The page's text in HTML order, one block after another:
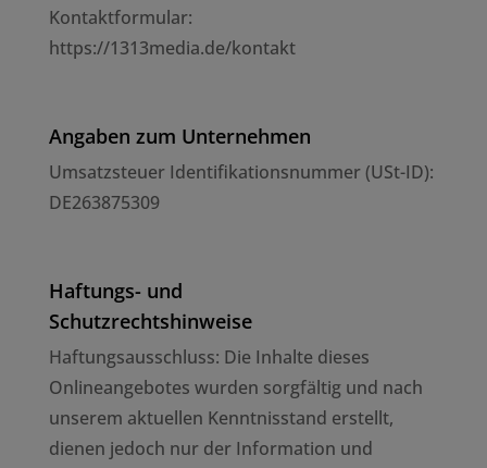
Kontaktformular:
https://1313media.de/kontakt
Angaben zum Unternehmen
Umsatzsteuer Identifikationsnummer (USt-ID):
DE263875309
Haftungs- und
Schutzrechtshinweise
Haftungsausschluss: Die Inhalte dieses
Onlineangebotes wurden sorgfältig und nach
unserem aktuellen Kenntnisstand erstellt,
dienen jedoch nur der Information und